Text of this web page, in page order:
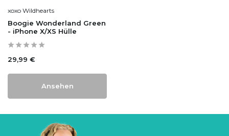
xoxo Wildhearts
Boogie Wonderland Green
- iPhone X/XS Hülle
29,99 €
Ansehen